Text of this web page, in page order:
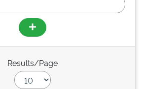
Results/Page